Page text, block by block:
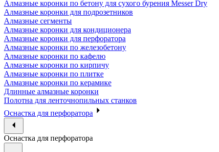
Алмазные коронки по бетону для сухого бурения Messer Dry
Алмазные коронки для подрозетников
Алмазные сегменты
Алмазные коронки для кондиционера
Алмазные коронки для перфоратора
Алмазные коронки по железобетону
Алмазные коронки по кафелю
Алмазные коронки по кирпичу
Алмазные коронки по плитке
Алмазные коронки по керамике
Длинные алмазные коронки
Полотна для ленточнопильных станков
Оснастка для перфоратора
Оснастка для перфоратора